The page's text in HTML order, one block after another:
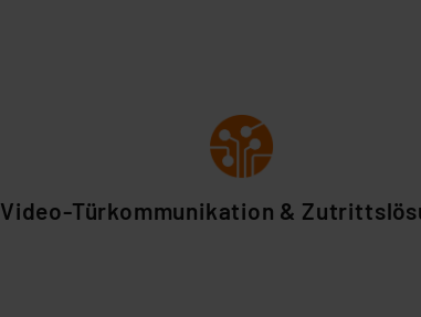
Video-Türkommunikation & Zutritt